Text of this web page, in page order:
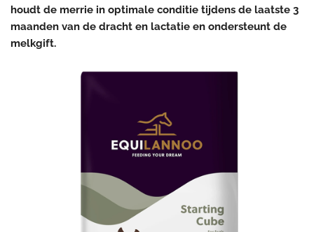
houdt de merrie in optimale conditie tijdens de laatste 3
maanden van de dracht en lactatie en ondersteunt de
melkgift.